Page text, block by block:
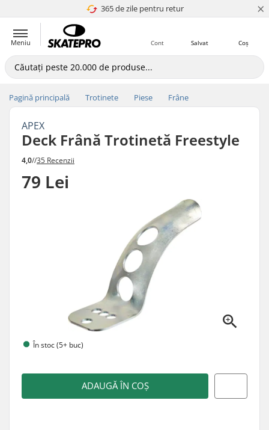
365 de zile pentru retur
4.8 a 5 ×
Meniu Coș
Salvat
Cont
Pagină principală Trotinete Piese Frâne
APEX
Deck Frână Trotinetă Freestyle
4,0//35 Recenzii
79 Lei
În stoc (5+ buc)
ADAUGĂ ÎN COȘ